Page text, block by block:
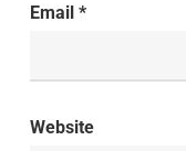
Email *
Website